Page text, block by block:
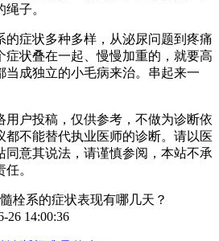
子。
症状多种多样，从泌尿问题到疼痛
症状叠在一起、慢慢加重的，就要高
当成独立的小毛病来治。串起来一
用户投稿，仅供参考，不做为诊断依
都不能替代执业医师的诊断。请以医
同意其说法，请谨慎参阅，本站不承
。
栓系的症状表现有哪几天？
26 14:00:36